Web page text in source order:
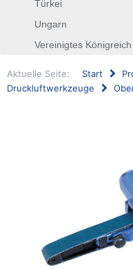
Türkei
Ungarn
Vereinigtes Königreich
Aktuelle Seite: Start
Druckluftwerkzeuge